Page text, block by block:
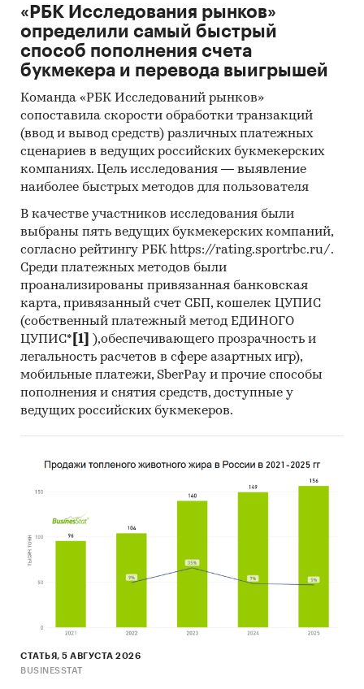
«РБК Исследования рынков»
определили самый быстрый
способ пополнения счета
букмекера и перевода выигрышей
Команда «РБК Исследований рынков»
сопоставила скорости обработки транзакций
(ввод и вывод средств) различных платежных
сценариев в ведущих российских букмекерских
компаниях. Цель исследования — выявление
наиболее быстрых методов для пользователя
В качестве участников исследования были
выбраны пять ведущих букмекерских компаний,
согласно рейтингу РБК https://rating.sportrbc.ru/.
Среди платежных методов были
проанализированы привязанная банковская
карта, привязанный счет СБП, кошелек ЦУПИС
(собственный платежный метод ЕДИНОГО
ЦУПИС* [1]
),обеспечивающего прозрачность и
легальность расчетов в сфере азартных игр),
мобильные платежи, SberPay и прочие способы
пополнения и снятия средств, доступные у
ведущих российских букмекеров.
СТАТЬЯ, 5 АВГУСТА 2026
BUSINESSTAT